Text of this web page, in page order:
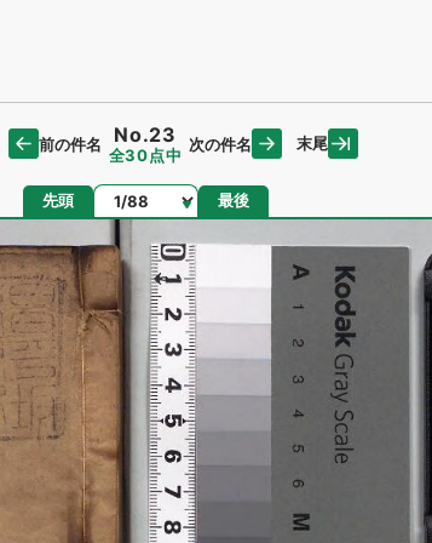
前の件名 No.23
全30点中
次の件名 末尾
先頭 ページ 最後